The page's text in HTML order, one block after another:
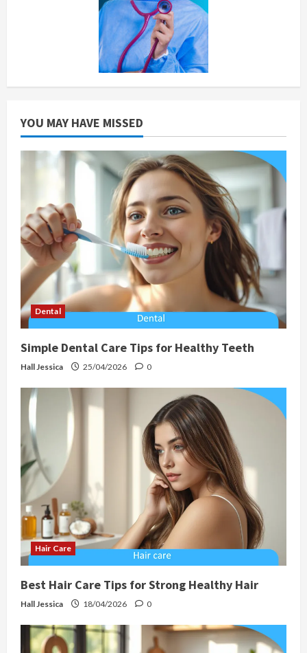
YOU MAY HAVE MISSED
Dental
Simple Dental Care Tips for Healthy Teeth
Hall Jessica 25/04/2026 0
Hair Care
Best Hair Care Tips for Strong Healthy Hair
Hall Jessica 18/04/2026 0